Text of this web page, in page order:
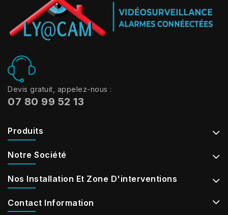
Devis gratuit, appelez-nous :
07 80 99 52 13
Produits
Notre Société
Nos Installation Et Zone D'interventions
Contact Information